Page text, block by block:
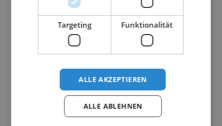
Targeting Funktionalität
ALLE AKZEPTIEREN
ALLE ABLEHNEN